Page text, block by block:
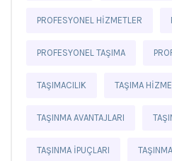
PROFESYONEL HIZMETLER
PROFESYONEL TAŞIMA
TAŞIMACILIK TAŞIMA
TAŞINMA AVANTAJLARI
TAŞINMA IPUÇLARI